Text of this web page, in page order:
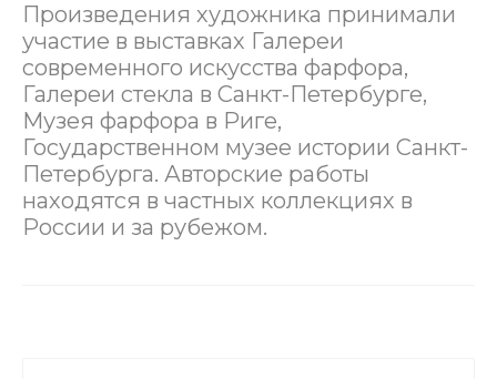
Произведения художника принимали
участие в выставках Галереи
современного искусства фарфора,
Галереи стекла в Санкт-Петербурге,
Музея фарфора в Риге,
Государственном музее истории Санкт-
Петербурга. Авторские работы
находятся в частных коллекциях в
России и за рубежом.